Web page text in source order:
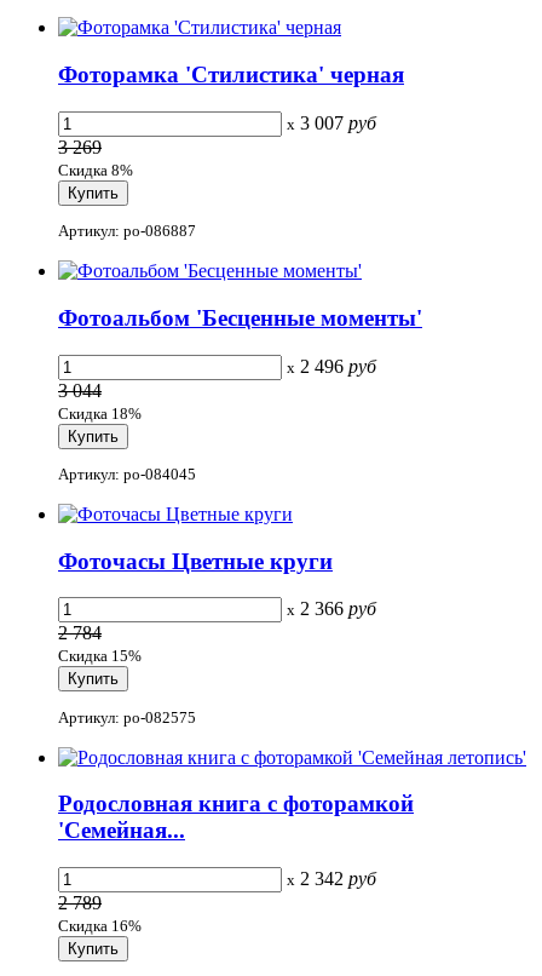
Фоторамка 'Стилистика' черная
x 3 007 руб
3 269
Скидка 8%
Артикул: po-086887
Фотоальбом 'Бесценные моменты'
x 2 496 руб
3 044
Скидка 18%
Артикул: po-084045
Фоточасы Цветные круги
x 2 366 руб
2 784
Скидка 15%
Артикул: po-082575
Родословная книга с фоторамкой
'Семейная...
x 2 342 руб
2 789
Скидка 16%